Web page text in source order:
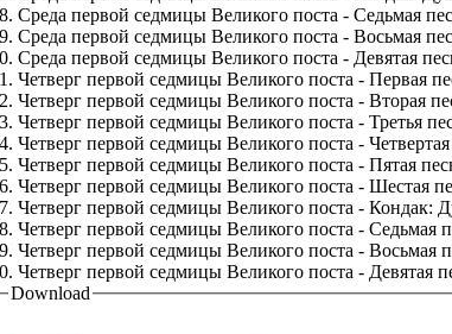
Среда первой седмицы Великого поста - Седьмая
Среда первой седмицы Великого поста - Восьмая
Среда первой седмицы Великого поста - Девятая
Четверг первой седмицы Великого поста - Первая
Четверг первой седмицы Великого поста - Вторая
Четверг первой седмицы Великого поста - Третья
Четверг первой седмицы Великого поста -
Четверг первой седмицы Великого поста - Пятая
Четверг первой седмицы Великого поста - Шестая
Четверг первой седмицы Великого поста - Кондак:
Четверг первой седмицы Великого поста - Седьмая
Четверг первой седмицы Великого поста - Восьмая
Четверг первой седмицы Великого поста - Девятая
Download